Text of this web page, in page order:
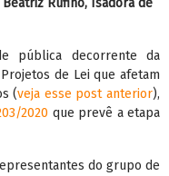
Rufino, Isadora de
pública decorrente da
de Lei que afetam
(veja esse post anterior),
2020 que prevê a etapa
do grupo de